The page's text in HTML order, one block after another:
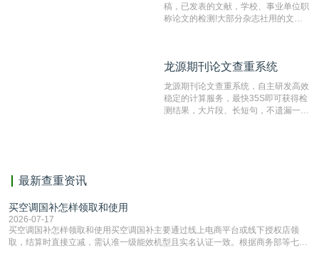
稿，已发表的文献，学校、事业单位职
称论文的检测!大部分杂志社用的文献
编辑部检测来稿和已发表的文献,检测
测时注意填写第一作者,才能排除已发
表文献复制比。（限制字符数1万）
龙源期刊论文查重系统
龙源期刊论文查重系统，自主研发高效
稳定的计算服务，最快35S即可获得检
测结果，大片段、长短句，不遗漏一处
最新查重资讯
买空调国补怎样领取和使用
2026-07-17
买空调国补怎样领取和使用买空调国补主要通过线上电商平台或线下授权店领
取，结算时直接立减‌，需认准一级能效机型且实名认证一致。根据商务部等七部